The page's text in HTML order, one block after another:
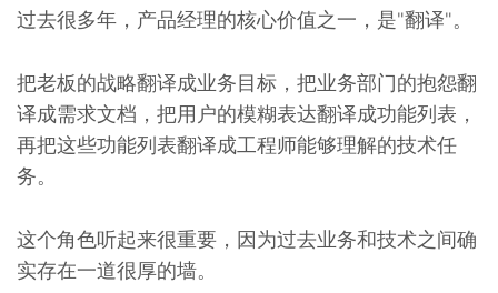
过去很多年，产品经理的核心价值之一，是"翻译"。
把老板的战略翻译成业务目标，把业务部门的抱怨翻
译成需求文档，把用户的模糊表达翻译成功能列表，
再把这些功能列表翻译成工程师能够理解的技术任
务。
这个角色听起来很重要，因为过去业务和技术之间确
实存在一道很厚的墙。